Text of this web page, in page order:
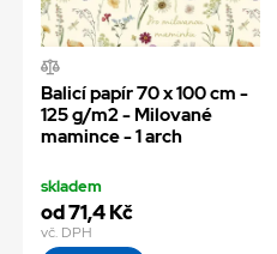
Balicí papír 70 x 100 cm -
125 g/m2 - Milované
mamince - 1 arch
skladem
od 71,4 Kč
vč. DPH